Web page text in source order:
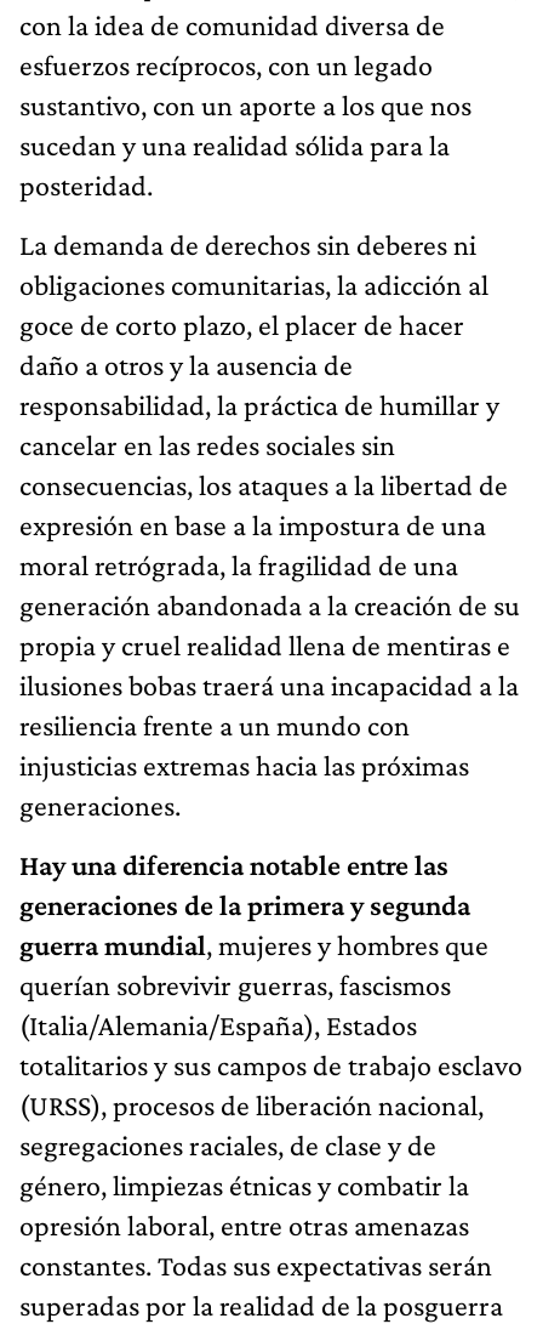
con la idea de comunidad diversa de
esfuerzos recíprocos, con un legado
sustantivo, con un aporte a los que nos
sucedan y una realidad sólida para la
posteridad.
La demanda de derechos sin deberes ni
obligaciones comunitarias, la adicción al
goce de corto plazo, el placer de hacer
daño a otros y la ausencia de
responsabilidad, la práctica de humillar y
cancelar en las redes sociales sin
consecuencias, los ataques a la libertad de
expresión en base a la impostura de una
moral retrógrada, la fragilidad de una
generación abandonada a la creación de su
propia y cruel realidad llena de mentiras e
ilusiones bobas traerá una incapacidad a la
resiliencia frente a un mundo con
injusticias extremas hacia las próximas
generaciones.
Hay una diferencia notable entre las
generaciones de la primera y segunda
guerra mundial, mujeres y hombres que
querían sobrevivir guerras, fascismos
(Italia/Alemania/España), Estados
totalitarios y sus campos de trabajo esclavo
(URSS), procesos de liberación nacional,
segregaciones raciales, de clase y de
género, limpiezas étnicas y combatir la
opresión laboral, entre otras amenazas
constantes. Todas sus expectativas serán
superadas por la realidad de la posguerra